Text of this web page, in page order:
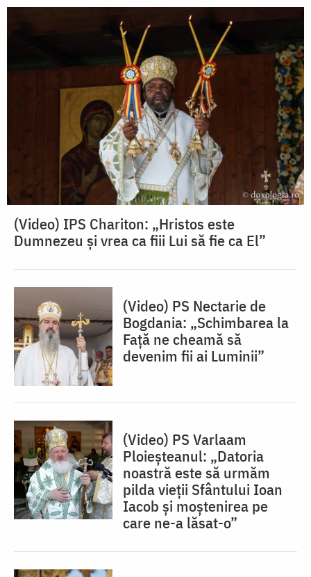
(Video) IPS Chariton: „Hristos este
Dumnezeu și vrea ca fiii Lui să fie ca El”
(Video) PS Nectarie de
Bogdania: „Schimbarea la
Față ne cheamă să
devenim fii ai Luminii”
(Video) PS Varlaam
Ploieșteanul: „Datoria
noastră este să urmăm
pilda vieții Sfântului Ioan
Iacob și moștenirea pe
care ne-a lăsat-o”